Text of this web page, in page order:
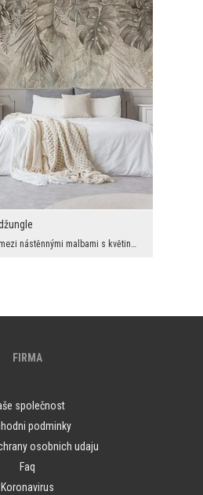
Současným trendem mezi nástěnnými malbami s květinovými motivy jsou listy a liány visící shora ze...
FIRMA
společnost
podminky
osobnich udaju
Faq
Koronavirus